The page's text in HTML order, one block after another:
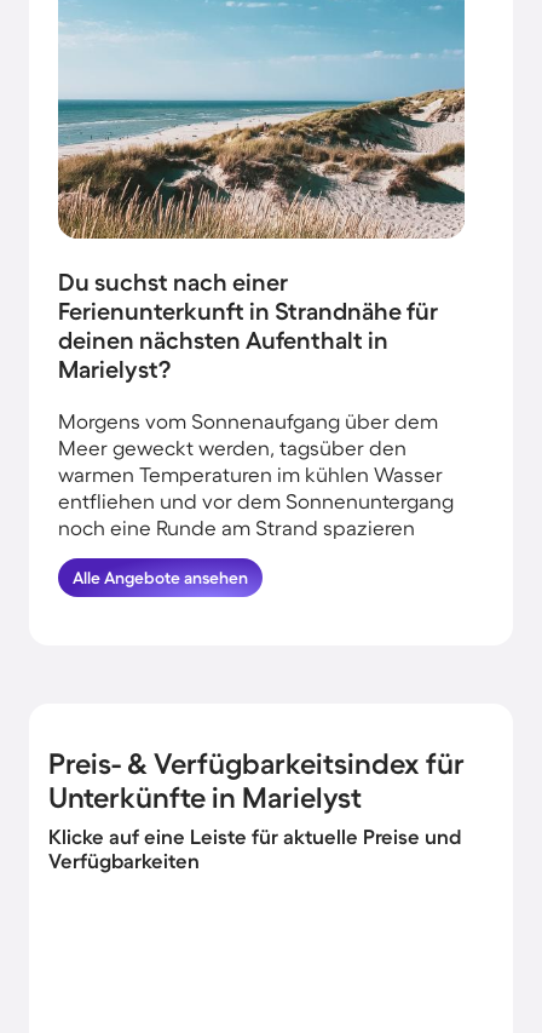
Du suchst nach einer
Ferienunterkunft in Strandnähe für
deinen nächsten Aufenthalt in
Marielyst?
Morgens vom Sonnenaufgang über dem
Meer geweckt werden, tagsüber den
warmen Temperaturen im kühlen Wasser
entfliehen und vor dem Sonnenuntergang
noch eine Runde am Strand spazieren
gehen: All das kannst du erleben, wenn du
deinen Urlaub in Strandnähe in Marielyst
Alle Angebote ansehen
Preis- & Verfügbarkeitsindex für
Unterkünfte in Marielyst
Klicke auf eine Leiste für aktuelle Preise und
Verfügbarkeiten